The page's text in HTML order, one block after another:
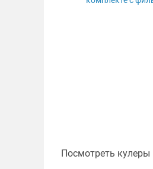
Посмотреть кулеры